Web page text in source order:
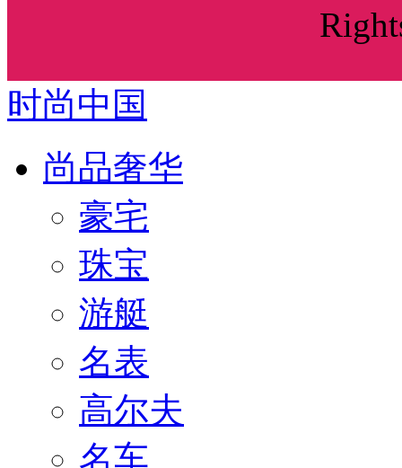
时尚中国
尚品奢华
豪宅
珠宝
游艇
名表
高尔夫
名车